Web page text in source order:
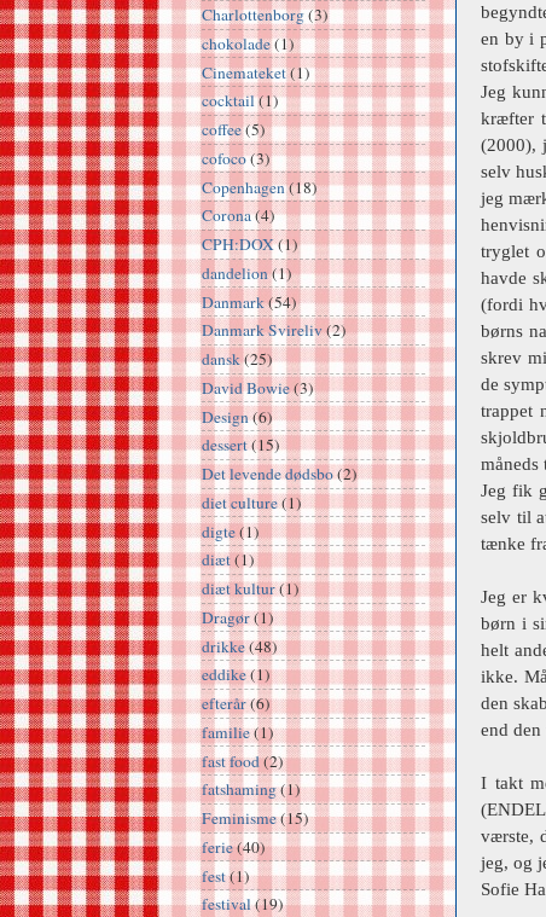
en by i
Jeg
kræfter
(2000),
selv
jeg
tryglet
havde
(fordi
børns
skrev
de
trappet
måneds
Jeg fik
selv til
tænke
Jeg er
børn i
helt
ikke.
den
end
I takt
værste,
jeg, og
Sofie
Charlottenborg(3)
chokolade(1)
Cinemateket(1)
cocktail(1)
coffee(5)
cofoco(3)
Copenhagen(18)
Corona(4)
CPH:DOX(1)
dandelion(1)
Danmark(54)
Danmark Svireliv(2)
dansk(25)
David Bowie(3)
Design(6)
dessert(15)
Det levende dødsbo(2)
diet culture(1)
digte(1)
diæt(1)
diæt kultur(1)
Dragør(1)
drikke(48)
eddike(1)
efterår(6)
familie(1)
fast food(2)
fatshaming(1)
Feminisme(15)
ferie(40)
fest(1)
festival(19)